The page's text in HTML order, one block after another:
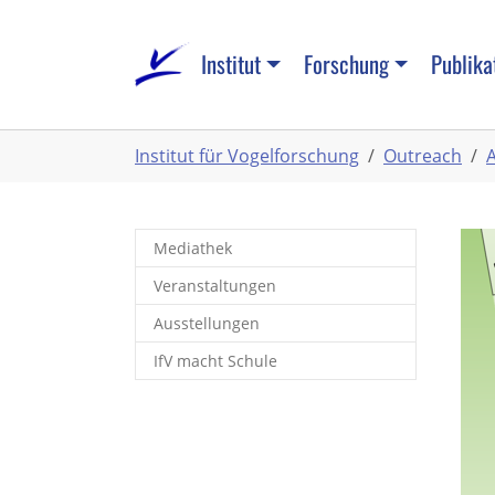
Institut Forschung
sind
Institut für Vogelforschung Outreach
Mediathek
Veranstaltungen
Ausstellungen
IfV macht Schule